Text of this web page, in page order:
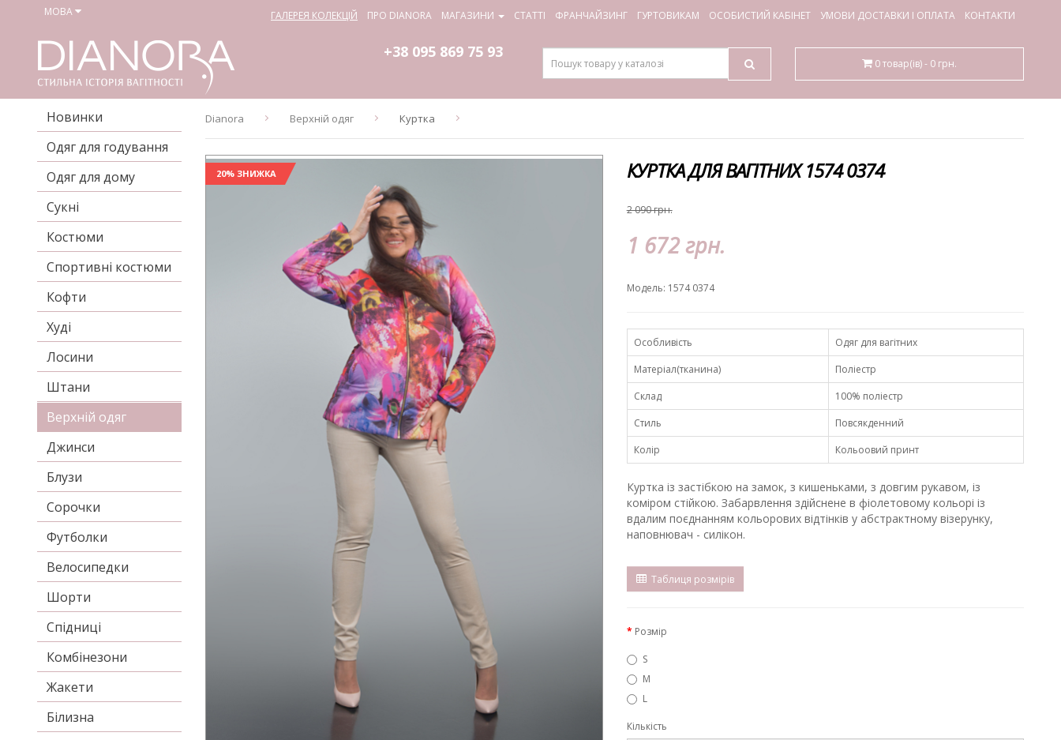
МОВА ГАЛЕРЕЯ КОЛЕКЦІЙ ПРО DIANORA МАГАЗИНИ СТАТТІ ФРАНЧАЙЗИНГ ГУРТОВИКАМ ОСОБИСТИЙ КАБІНЕТ УМОВИ ДОСТАВКИ І ОПЛАТА КОНТАКТИ
+38 095 869 75 93
0 товар(ів) - 0 грн.
Новинки
Одяг для годування
Одяг для дому
Сукні
Костюми
Спортивні костюми
Кофти
Худі
Лосини
Штани
Верхній одяг
Джинси
Блузи
Сорочки
Футболки
Велосипедки
Шорти
Спідниці
Комбінезони
Жакети
Білизна
Dianora Верхній одяг Куртка
20% ЗНИЖКА КУРТКА ДЛЯ ВАГІТНИХ 1574 0374
2 090 грн.
1 672 грн.
Модель: 1574 0374
Особливість
Одяг для вагітних
Матеріал(тканина)
Поліестр
Склад
100% поліестр
Стиль
Повсякденний
Колір
Кольоовий принт
Куртка із застібкою на замок, з кишеньками, з довгим рукавом, із
коміром стійкою. Забарвлення здійснене в фіолетовому кольорі із
вдалим поєднанням кольорових відтінків у абстрактному візерунку,
наповнювач - силікон.
Таблиця розмірів
Розмір
S
M
L
Кількість